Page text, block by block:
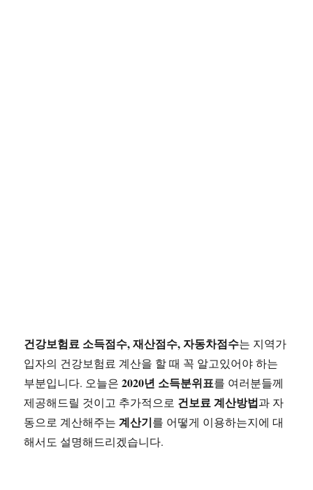
건강보험료 소득점수, 재산점수, 자동차점수는 지역가
입자의 건강보험료 계산을 할 때 꼭 알고있어야 하는
부분입니다. 오늘은2020년 소득분위표를 여러분들께
제공해드릴 것이고 추가적으로 건보료 계산방법과 자
동으로 계산해주는계산기를 어떻게 이용하는지에 대
해서도 설명해드리겠습니다.